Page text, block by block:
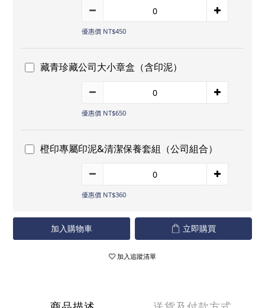
優惠價 NT$450
藏青珍藏公司大小章盒（含印泥）
優惠價 NT$650
橙印專屬印泥&清潔保養套組（公司組合）
優惠價 NT$360
加入購物車 立即購買
加入追蹤清單